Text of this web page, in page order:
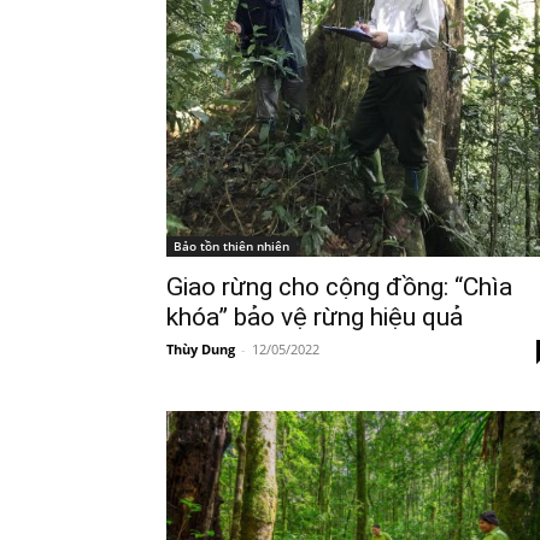
Bảo tồn thiên nhiên
Giao rừng cho cộng đồng: “Chìa
khóa” bảo vệ rừng hiệu quả
Thùy Dung - 12/05/2022